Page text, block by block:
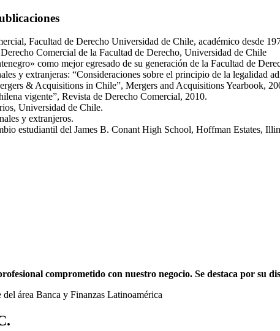
Facultad de Derecho Universidad de Chile, académico desde
Comercial de la Facultad de Derecho, Universidad de Chile
como mejor egresado de su generación de la Facultad de
y extranjeras: “Consideraciones sobre el principio de la
& Acquisitions in Chile”, Mergers and Acquisitions Yearbook,
vigente”, Revista de Derecho Comercial, 2010.
Universidad de Chile.
y extranjeros.
estudiantil del James B. Conant High School, Hoffman Estates,
comprometido con nuestro negocio. Se destaca por su
área Banca y Finanzas Latinoamérica